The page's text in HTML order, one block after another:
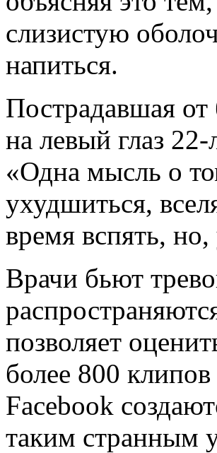
слизистую
напиться.
Пострадавшая от
на левый глаз
«Одна мысль о
ухудшиться,
время вспять,
Врачи бьют
позволяет
более 800
Facebook
таким странным